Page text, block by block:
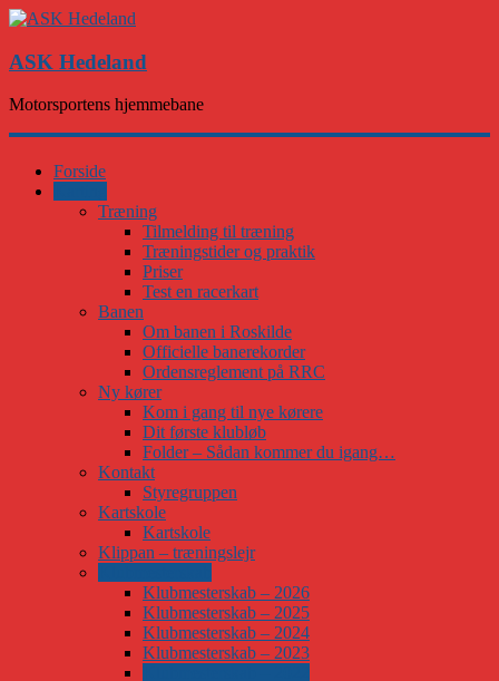
ASK Hedeland
Motorsportens hjemmebane
Forside
Træning
Tilmelding til træning
Træningstider og praktik
Priser
Test en racerkart
Banen
Om banen i Roskilde
Officielle banerekorder
Ordensreglement på RRC
Ny kører
Kom i gang til nye kørere
Dit første klubløb
Folder – Sådan kommer du igang…
Kontakt
Styregruppen
Kartskole
Kartskole
Klippan – træningslejr
Klubmesterskab – 2026
Klubmesterskab – 2025
Klubmesterskab – 2024
Klubmesterskab – 2023